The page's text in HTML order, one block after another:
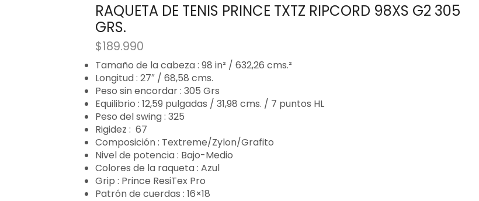
RAQUETA DE TENIS PRINCE TXTZ RIPCORD 98XS G2 305
GRS.
$189.990
Tamaño de la cabeza : 98 in² / 632,26 cms.²
Longitud : 27″ / 68,58 cms.
Peso sin encordar : 305 Grs
Equilibrio : 12,59 pulgadas / 31,98 cms. / 7 puntos HL
Peso del swing : 325
Rigidez : 67
Composición : Textreme/Zylon/Grafito
Nivel de potencia : Bajo-Medio
Colores de la raqueta : Azul
Grip : Prince ResiTex Pro
Patrón de cuerdas : 16×18